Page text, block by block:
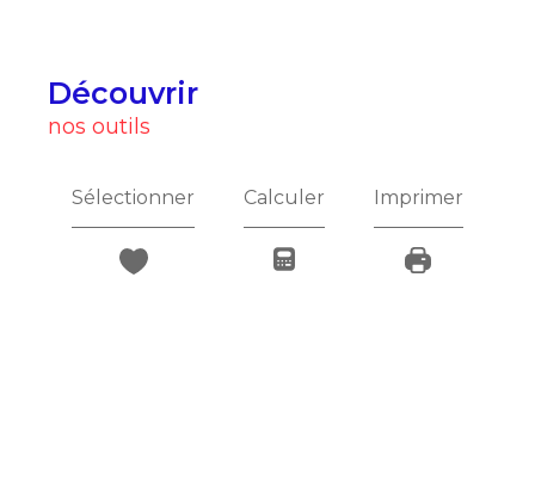
découvrir
nos outils
Sélectionner Calculer Imprimer